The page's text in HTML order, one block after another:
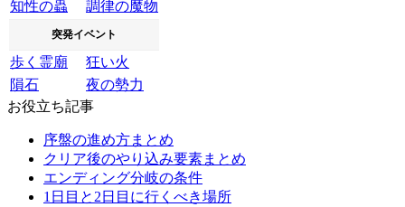
知性の蟲
調律の魔物
突発イベント
歩く霊廟
狂い火
隕石
夜の勢力
お役立ち記事
序盤の進め方まとめ
クリア後のやり込み要素まとめ
エンディング分岐の条件
1日目と2日目に行くべき場所